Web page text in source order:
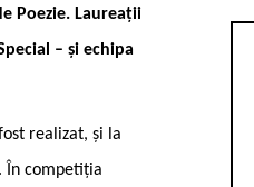
Poezie. Laureații
– și echipa
realizat, și la
În competiția